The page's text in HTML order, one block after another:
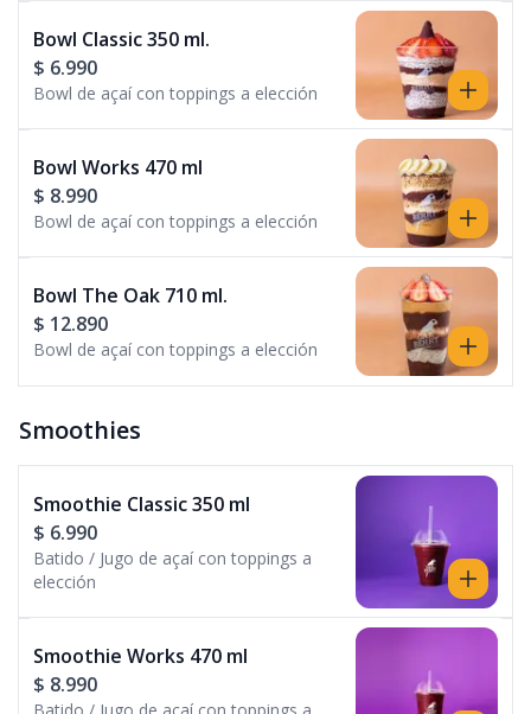
Bowl Classic 350 ml.
$ 6.990
Bowl de açaí con toppings a elección
Bowl Works 470 ml
$ 8.990
Bowl de açaí con toppings a elección
Bowl The Oak 710 ml.
$ 12.890
Bowl de açaí con toppings a elección
Smoothies
Smoothie Classic 350 ml
$ 6.990
Batido / Jugo de açaí con toppings a
elección
Smoothie Works 470 ml
$ 8.990